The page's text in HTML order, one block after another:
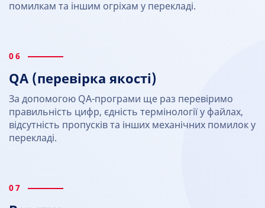
помилкам та іншим огріхам у перекладі.
06
QA (перевірка якості)
За допомогою QA-програми ще раз перевіримо
правильність цифр, єдність термінології у файлах,
відсутність пропусків та інших механічних помилок у
перекладі.
07